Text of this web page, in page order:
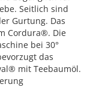
Seitlich sind
Gurtung. Das
Cordura®. Die
bei 30°
das
mit Teebaumöl.